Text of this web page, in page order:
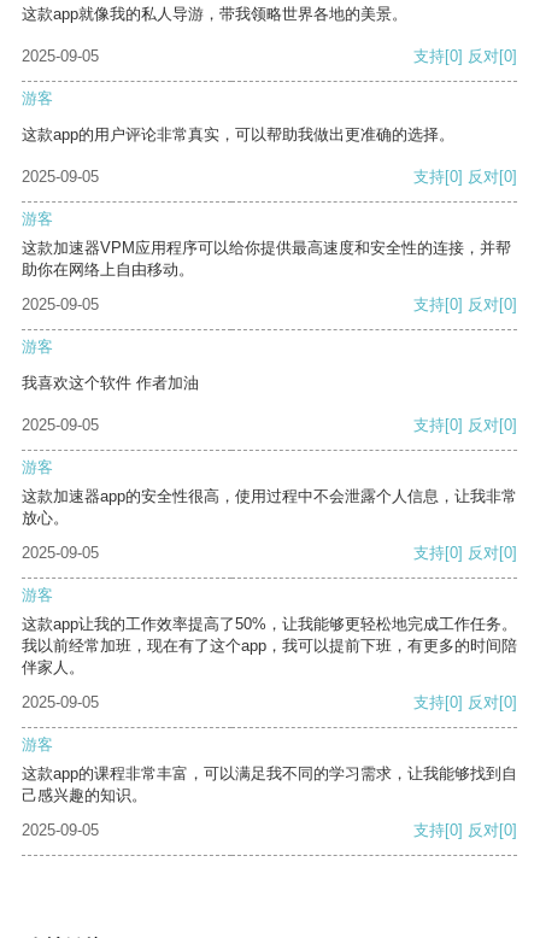
这款app就像我的私人导游，带我领略世界各地的美景。
2025-09-05 支持[0] 反对[0]
游客
这款app的用户评论非常真实，可以帮助我做出更准确的选择。
2025-09-05 支持[0] 反对[0]
游客
这款加速器VPM应用程序可以给你提供最高速度和安全性的连接，并帮
助你在网络上自由移动。
2025-09-05
支持[0] 反对[0]
游客
我喜欢这个软件 作者加油
2025-09-05 支持[0] 反对[0]
游客
这款加速器app的安全性很高，使用过程中不会泄露个人信息，让我非常
放心。
2025-09-05
支持[0] 反对[0]
游客
这款app让我的工作效率提高了50%，让我能够更轻松地完成工作任务。
我以前经常加班，现在有了这个app，我可以提前下班，有更多的时间陪
伴家人。
2025-09-05
支持[0] 反对[0]
游客
这款app的课程非常丰富，可以满足我不同的学习需求，让我能够找到自
己感兴趣的知识。
2025-09-05
支持[0] 反对[0]